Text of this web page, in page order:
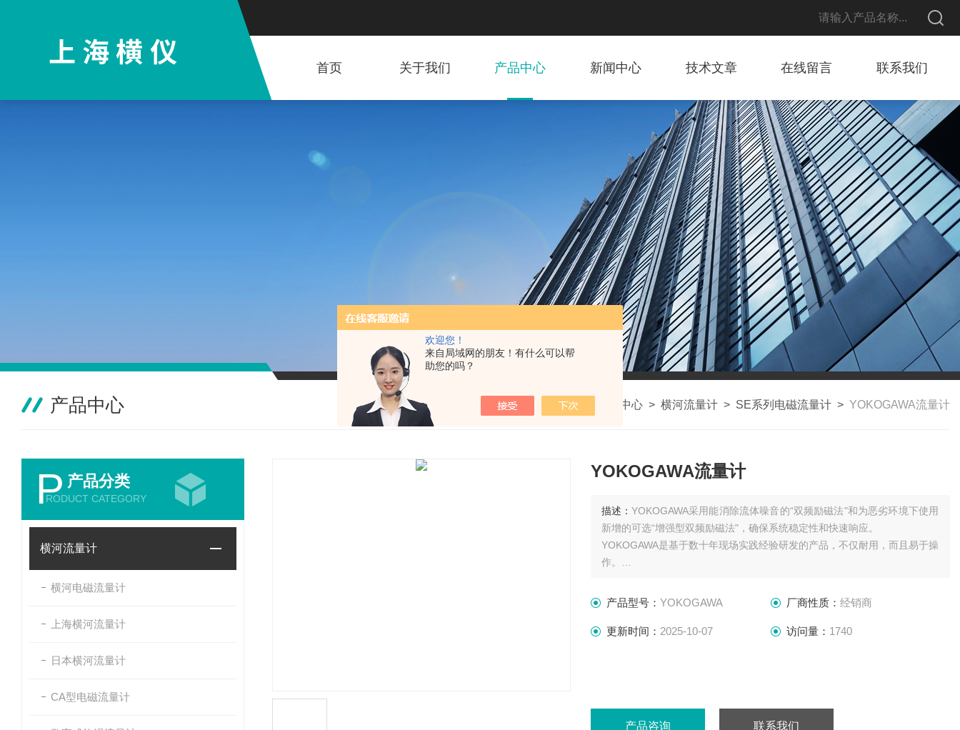
欢迎您！
来自局域网的朋友！有什么可以帮
助您的吗？
首页 关于我们 产品中心 新闻中心 技术文章 在线留言 联系我们
产品中心 我的位置： 首页 产品中心 > 横河流量计 > SE系列电磁流量计 > YOKOGAWA流量计
P 产品分类
RODUCT CATEGORY
横河流量计
横河电磁流量计
上海横河流量计
日本横河流量计
CA型电磁流量计
YOKOGAWA流量计
描述：YOKOGAWA采用能消除流体噪音的“双频励磁法"和为恶劣环境下使用
新增的可选“增强型双频励磁法"，确保系统稳定性和快速响应。
YOKOGAWA是基于数十年现场实践经验研发的产品，不仅耐用，而且易于操
作。
性。
产品型号：YOKOGAWA 厂商性质： 经销商
更新时间： 2025-10-07 访问量： 1740
产品咨询 联系我们